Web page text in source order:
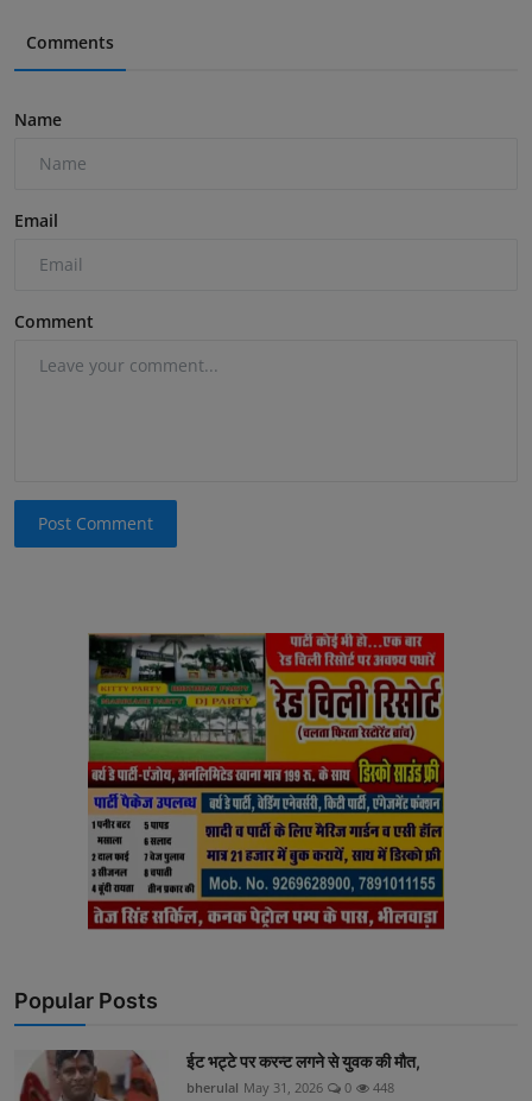
Comments
Name
Email
Comment
Post Comment
Popular Posts
ईट भट्टे पर करन्ट लगने से युवक की मौत,
bherulal May 31, 2026 0 448